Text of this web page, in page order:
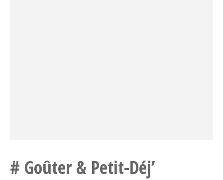
Goûter & Petit-Déj’